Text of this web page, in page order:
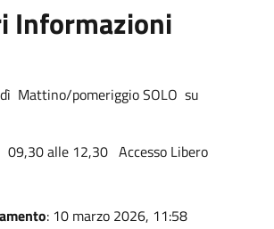
Informazioni
Mattino/pomeriggio SOLO su
09,30 alle 12,30 Accesso Libero
: 10 marzo 2026, 11:58